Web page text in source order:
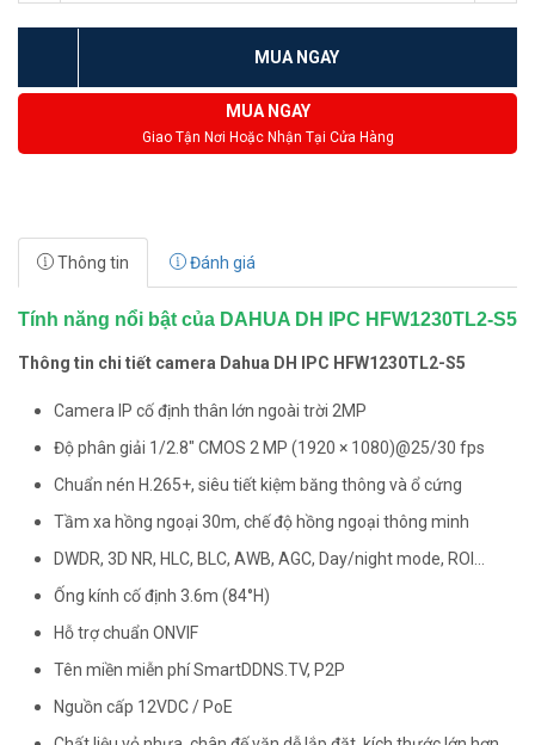
MUA NGAY
MUA NGAY
Giao Tận Nơi Hoặc Nhận Tại Cửa Hàng
Thông tin Đánh giá
Tính năng nổi bật của DAHUA DH IPC HFW1230TL2-S5
Thông tin chi tiết camera Dahua DH IPC HFW1230TL2-S5
Camera IP cố định thân lớn ngoài trời 2MP
Độ phân giải 1/2.8″ CMOS 2 MP (1920 × 1080)@25/30 fps
Chuẩn nén H.265+, siêu tiết kiệm băng thông và ổ cứng
Tầm xa hồng ngoại 30m, chế độ hồng ngoại thông minh
DWDR, 3D NR, HLC, BLC, AWB, AGC, Day/night mode, ROI…
Ống kính cố định 3.6m (84°H)
Hỗ trợ chuẩn ONVIF
Tên miền miễn phí SmartDDNS.TV, P2P
Nguồn cấp 12VDC / PoE